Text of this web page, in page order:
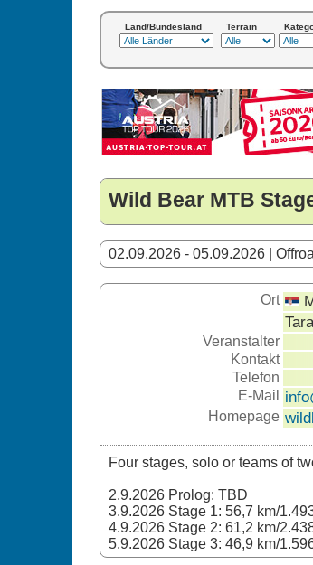
Land/Bundesland Terrain
Wild Bear MTB
02.09.2026 - 05.09.2026 |
Ort
Veranstalter
Kontakt
Telefon
E-Mail
Homepage
Four stages, solo or teams of
2.9.2026 Prolog: TBD
3.9.2026 Stage 1: 56,7 km/
4.9.2026 Stage 2: 61,2 km/
5.9.2026 Stage 3: 46,9 km/